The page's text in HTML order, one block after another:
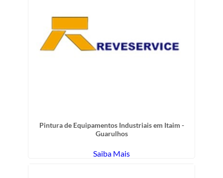
Pintura de Equipamentos Industriais em Itaim -
Guarulhos
Saiba Mais